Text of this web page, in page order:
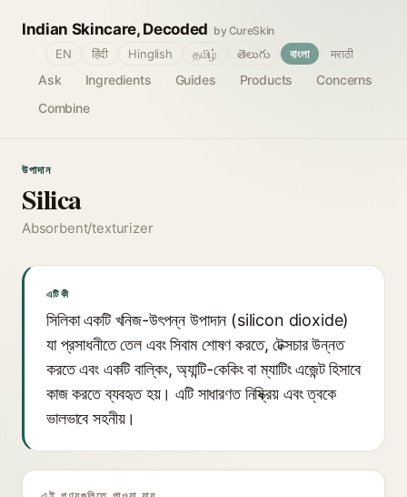
Indian Skincare, Decoded by CureSkin
Ask Ingredients Guides Products
Concerns
Combine
EN हिंदी Hinglish தமிழ் తెలుగు বাংলা मराठी
উপাদান
Silica
Absorbent/texturizer
এটি কী
সিলিকা একটি খনিজ-উৎপন্ন উপাদান (silicon dioxide)
যা প্রসাধনীতে তেল এবং সিবাম শোষণ করতে, টেক্সচার উন্নত
করতে এবং একটি বাল্কিং, অ্যান্টি-কেকিং বা ম্যাটিং এজেন্ট হিসাবে
কাজ করতে ব্যবহৃত হয়। এটি সাধারণত নিষ্ক্রিয় এবং ত্বকে
ভালভাবে সহনীয়।